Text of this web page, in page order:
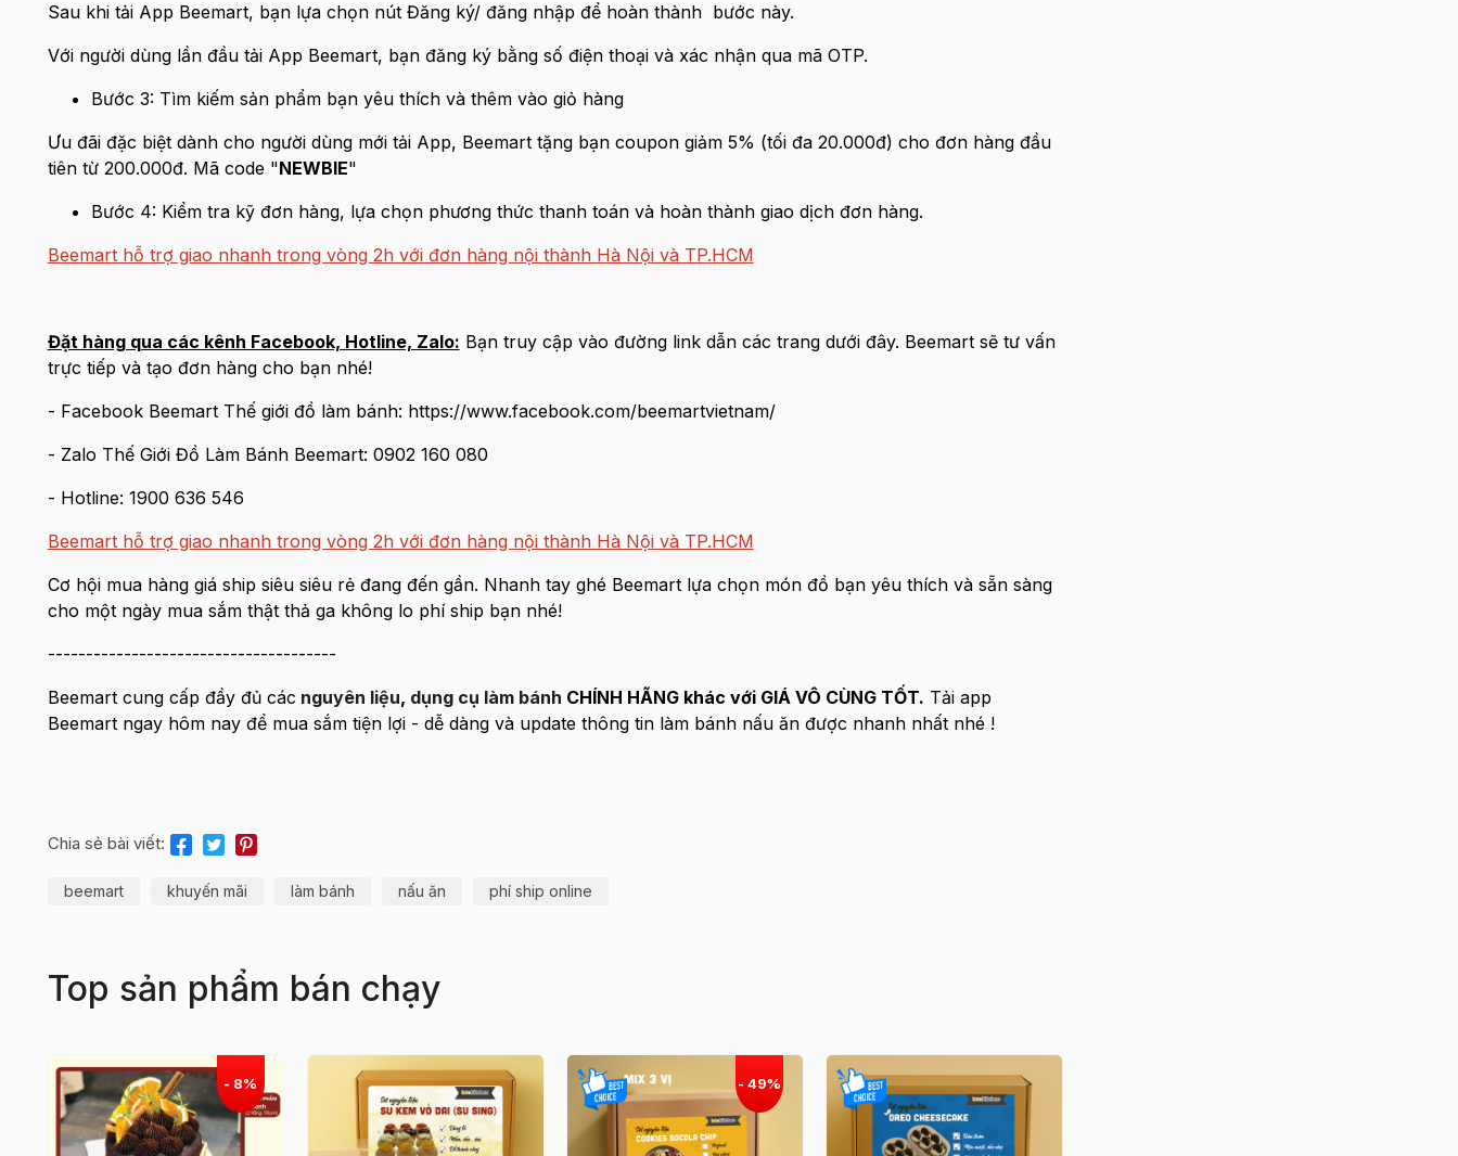
Sau khi tải App Beemart, bạn lựa chọn nút Đăng ký/ đăng nhập để hoàn thành bước này.
Với người dùng lần đầu tải App Beemart, bạn đăng ký bằng số điện thoại và xác nhận qua mã OTP.
Bước 3: Tìm kiếm sản phẩm bạn yêu thích và thêm vào giỏ hàng
Ưu đãi đặc biệt dành cho người dùng mới tải App, Beemart tặng bạn coupon giảm 5% (tối đa 20.000đ) cho đơn hàng đầu
tiên từ 200.000đ. Mã code "NEWBIE"
Bước 4: Kiểm tra kỹ đơn hàng, lựa chọn phương thức thanh toán và hoàn thành giao dịch đơn hàng.
Beemart hỗ trợ giao nhanh trong vòng 2h với đơn hàng nội thành Hà Nội và TP.HCM
Đặt hàng qua các kênh Facebook, Hotline, Zalo: Bạn truy cập vào đường link dẫn các trang dưới đây. Beemart sẽ tư vấn
trực tiếp và tạo đơn hàng cho bạn nhé!
- Facebook Beemart Thế giới đồ làm bánh: https://www.facebook.com/beemartvietnam/
- Zalo Thế Giới Đồ Làm Bánh Beemart: 0902 160 080
- Hotline: 1900 636 546
Beemart hỗ trợ giao nhanh trong vòng 2h với đơn hàng nội thành Hà Nội và TP.HCM
Cơ hội mua hàng giá ship siêu siêu rẻ đang đến gần. Nhanh tay ghé Beemart lựa chọn món đồ bạn yêu thích và sẵn sàng
cho một ngày mua sắm thật thả ga không lo phí ship bạn nhé!
--------------------------------------
Beemart cung cấp đầy đủ các nguyên liệu, dụng cụ làm bánh CHÍNH HÃNG khác với GIÁ VÔ CÙNG TỐT. Tải app
Beemart ngay hôm nay để mua sắm tiện lợi - dễ dàng và update thông tin làm bánh nấu ăn được nhanh nhất nhé !
Chia sẻ bài viết:
beemart khuyến mãi làm bánh nấu ăn phí ship online
Top sản phẩm bán chạy